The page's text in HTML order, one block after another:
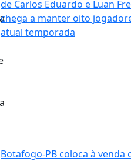
de Carlos Eduardo e Luan
chega a manter oito
atual temporada
Botafogo-PB coloca à venda